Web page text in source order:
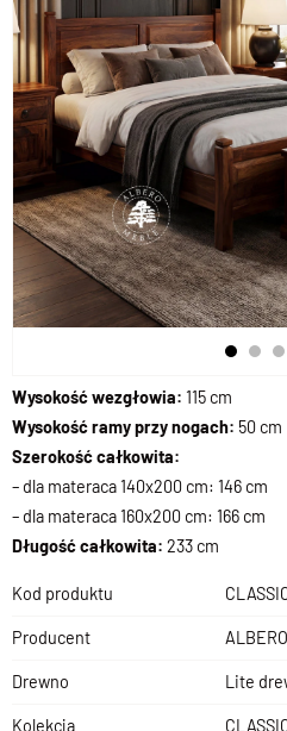
Wysokość wezgłowia: 115 cm
Wysokość ramy przy nogach: 50 cm
Szerokość całkowita:
– dla materaca 140x200 cm: 146 cm
– dla materaca 160x200 cm: 166 cm
Długość całkowita: 233 cm
Kod produktu
Producent
Drewno Lite
Kolekcja